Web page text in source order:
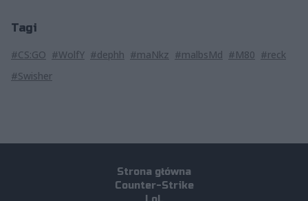
Tagi
#CS:GO #WolfY #dephh #maNkz #malbsMd #M80 #reck
#Swisher
Strona główna
Counter-Strike